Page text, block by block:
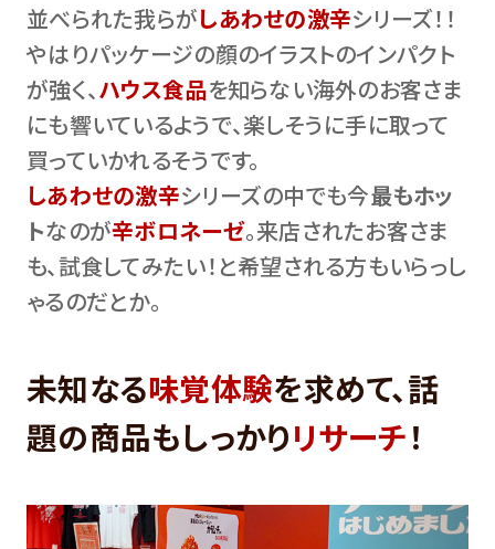
並べられた我らがしあわせの激辛シリーズ！！
やはりパッケージの顔のイラストのインパクト
が強く、ハウス食品を知らない海外のお客さま
にも響いているようで、楽しそうに手に取って
買っていかれるそうです。
しあわせの激辛シリーズの中でも今最もホッ
トなのが辛ボロネーゼ。来店されたお客さま
も、試食してみたい！と希望される方もいらっし
ゃるのだとか。
未知なる味覚体験を求めて、話
題の商品もしっかりリサーチ！